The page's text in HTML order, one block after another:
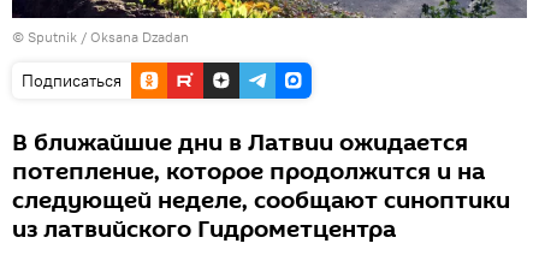
© Sputnik / Oksana Dzadan
Подписаться
В ближайшие дни в Латвии ожидается
потепление, которое продолжится и на
следующей неделе, сообщают синоптики
из латвийского Гидрометцентра